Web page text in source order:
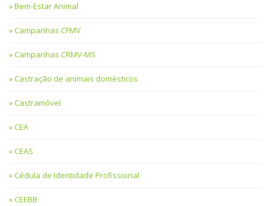
Bem-Estar Animal
Campanhas CFMV
Campanhas CRMV-MS
Castração de animais domésticos
Castramóvel
CEA
CEAS
Cédula de Identidade Profissional
CEEBB